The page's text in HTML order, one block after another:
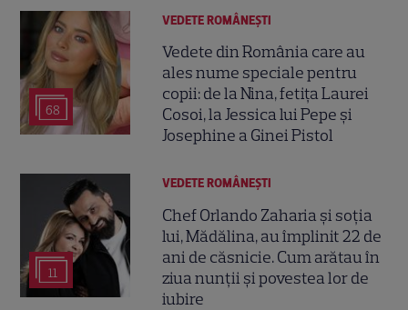
68
VEDETE ROMÂNEŞTI
Vedete din România care au
ales nume speciale pentru
copii: de la Nina, fetița Laurei
Cosoi, la Jessica lui Pepe și
Josephine a Ginei Pistol
11
VEDETE ROMÂNEŞTI
Chef Orlando Zaharia și soția
lui, Mădălina, au împlinit 22 de
ani de căsnicie. Cum arătau în
ziua nunții și povestea lor de
iubire